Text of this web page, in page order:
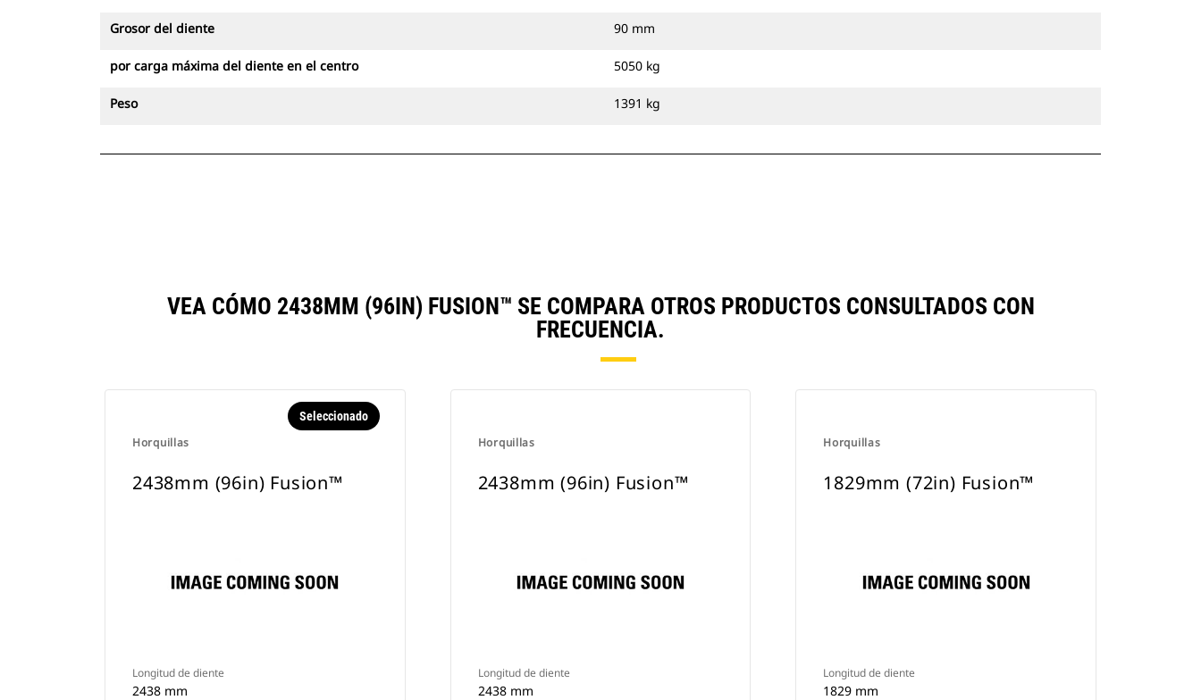
Grosor del diente 90 mm
por carga máxima del diente en el centro 5050 kg
Peso 1391 kg
VEA CÓMO 2438MM (96IN) FUSION™ SE COMPARA OTROS PRODUCTOS CONSULTADOS CON
FRECUENCIA.
Horquillas
Seleccionado
2438mm (96in) Fusion™
Longitud de diente
2438 mm
Horquillas
2438mm (96in) Fusion™
Longitud de diente
2438 mm
Horquillas
1829mm (72in) Fusion™
Longitud de diente
1829 mm